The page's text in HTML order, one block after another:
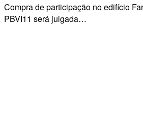
Compra de participação no edifício
PBVI11 será julgada…